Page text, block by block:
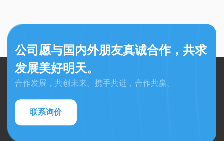
公司愿与国内外朋友真诚合作，共求
发展美好明天。
合作发展，共创未来。携手共进，合作共赢。
联系询价